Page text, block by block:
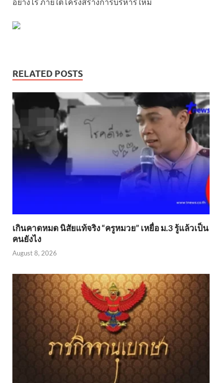
RELATED POSTS
เกินคาดหมด นิสัยแท้จริง “ครูหมวย” เหยื่อ ม.3 รู้แล้วเป็น
คนยังไง
August 8, 2026